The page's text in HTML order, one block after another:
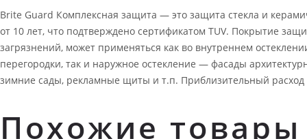
Brite Guard Комплексная защита — это защита стекла и
от 10 лет, что подтверждено сертификатом TUV. Покрытие
загрязнений, может применяться как во внутреннем
перегородки, так и наружное остекление — фасады
зимние сады, рекламные щиты и т.п. Приблизительный расход
Похожие товары